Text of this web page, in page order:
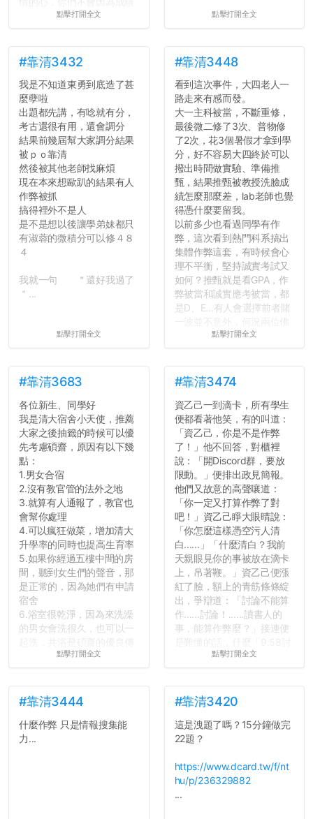
壓力而選擇逃避(作弊)，在
績無法體現你們的努力，但
往後你們正直的態度一定會
讓你們在社會上適應得更
好。最後，那些作弊的同
學，你們要瞭解到作弊對你
們而言是沒有任何好處的，
大學是你們唯一可以勇敢認
錯但不需要付出太大代價的
地方，你們在這時候如果不
會學會...
點擊打開全文 點擊打開全文
#靠清3432
我是不知道東勇到底造了甚
麼孽啦
出題都先講，有唸就有分，
考古還很有用，還會調分
結果前幾屆幫大家調分結果
被ｐｏ靠清
然後被其他老師找麻煩
現在本來想歐趴的結果有人
作弊被抓
搞得裡外不是人
是不是想以後讓學弟妹都只
有淑蓉的微積分可以修４８
４
我就一句 ＂還好我過了
＂...
點擊打開全文
#靠清3448
看到這次事件，大四老人一
路走來有感而發。
大一主科被當，不斷重修，
最後微二修了3次、普物修
了2次，花3個暑假才拿到學
分，好不容易大四終於可以
撥出時間做實驗、準備推
甄，結果推甄被教授洗臉成
績怎麼那麼差，lab老師也覺
得憑什麼要留我。
以前多少也看過同學有作
弊，這次看到熱門科系搞出
集體作弊這套，有時候會心
理不平衡，堅持誠實考試又
如何？推甄就是看GPA，作
弊被當和誠實應考被當，都
是D、E...有人會選擇前者賭
一波並不意外，何況兩位佛
心教授看起來要輕輕放下
長作弊的風氣。
反正老人我明天就要搬離新
竹，之後如何發展與我無
關，就當最後一天發個牢騷
吧XD，祝學弟妹們修課順利
~~...
點擊打開全文
#靠清3683
各位新生、同學好
我是清大宿舍小天使，推薦
大家之後抽籤的時候可以優
先考慮碩齋，原因有以下幾
點：
1.男女合宿
2.沒有教官管的法外之地
3.就算有人通報了，教官也
會幫你處理
4.可以瘋狂做菜，增加清大
升學率的同時也提高生育率
5.如果你經過五樓中間的房
間，聽到女生們的聲音，那
是正常的，因為她們有申請
宿舍
6.浴室很乾淨，因為來洗澡
的男女會洗很久，也可以一
舍房間，都歡迎留言讓我知
道...
點擊打開全文
#靠清3474
資乙己一到滴卡，所有學生
便都看著他笑，有的叫道：
「資乙己，你是不是作弊
了！」他不回答，對櫃裡
說：「開Discord群，要放
限動。」便排出政見簡報。
他們又故意的高聲嚷道：
「你一定又打算作弊了對
吧！」資乙己睜大眼晴說：
「你怎麼這樣憑空污人清
白......」「什麼清白？我前
天親眼見你的事被放在滴卡
上，吊著鞭。」資乙己便漲
紅了臉，額上的青筋條條綻
出，爭辯道：「討論不能算
作......討論！......讀書人的
事，能算作弊麼？」接連便
論考題難度」，什麼「名譽
的空氣。...
點擊打開全文
#靠清3444
什麼作弊 只是情報搜集能
力...
#靠清3420
這是洩題了嗎？15分鐘做完
22題？
https://www.dcard.tw/f/nt
hu/p/236329882
...